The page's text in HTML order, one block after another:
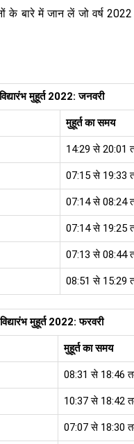
के बारे में जान लें जो वर्ष
विद्यारंभ मुहूर्त 2022: जनवरी
मुहूर्त का समय
14:29 से 20:01
07:15 से 19:33
07:14 से 08:24
07:14 से 19:25
07:13 से 08:44
08:51 से 15:29
विद्यारंभ मुहूर्त 2022: फरवरी
मुहूर्त का समय
08:31 से 18:46
10:37 से 18:42
07:07 से 18:30